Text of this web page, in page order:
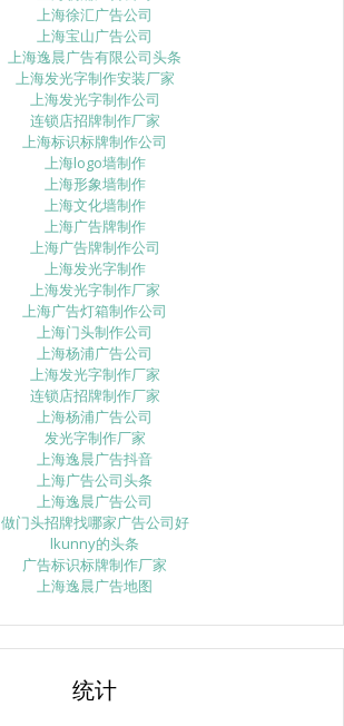
上海徐汇广告公司
上海宝山广告公司
上海逸晨广告有限公司头条
上海发光字制作安装厂家
上海发光字制作公司
连锁店招牌制作厂家
上海标识标牌制作公司
上海logo墙制作
上海形象墙制作
上海文化墙制作
上海广告牌制作
上海广告牌制作公司
上海发光字制作
上海发光字制作厂家
上海广告灯箱制作公司
上海门头制作公司
上海杨浦广告公司
上海发光字制作厂家
连锁店招牌制作厂家
上海杨浦广告公司
发光字制作厂家
上海逸晨广告抖音
上海广告公司头条
上海逸晨广告公司
做门头招牌找哪家广告公司好
lkunny的头条
广告标识标牌制作厂家
上海逸晨广告地图
统计